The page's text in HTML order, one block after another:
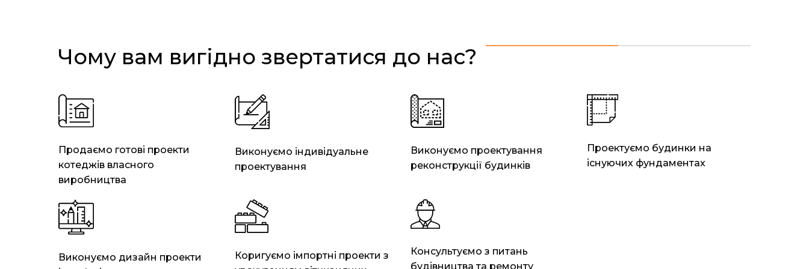
Чому вам вигідно звертатися до нас?
Продаємо готові проекти
котеджів власного
виробництва
Виконуємо індивідуальне
проектування
Виконуємо проектування
реконструкції будинків
Проектуємо будинки на
існуючих фундаментах
Виконуємо дизайн проекти
Коригуємо імпортні проекти з
Консультуємо з питань
будівництва та ремонту